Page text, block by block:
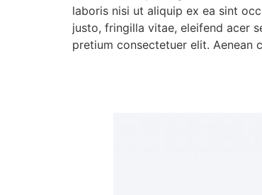
laboris nisi ut aliquip ex ea sint
justo, fringilla vitae, eleifend acer
pretium consectetuer elit. Aenean